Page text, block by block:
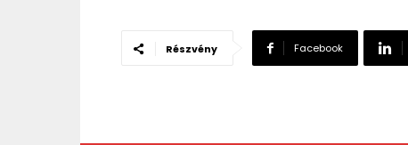
Részvény Facebook